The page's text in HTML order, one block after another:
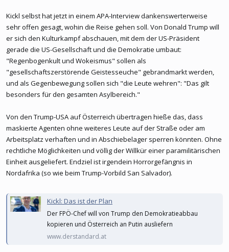
Kickl selbst hat jetzt in einem APA-Interview dankenswerterweise
sehr offen gesagt, wohin die Reise gehen soll. Von Donald Trump will
er sich den Kulturkampf abschauen, mit dem der US-Präsident
gerade die US-Gesellschaft und die Demokratie umbaut:
"Regenbogenkult und Wokeismus" sollen als
"gesellschaftszerstörende Geistesseuche" gebrandmarkt werden,
und als Gegenbewegung sollen sich "die Leute wehren": "Das gilt
besonders für den gesamten Asylbereich."
Von den Trump-USA auf Österreich übertragen hieße das, dass
maskierte Agenten ohne weiteres Leute auf der Straße oder am
Arbeitsplatz verhaften und in Abschiebelager sperren könnten. Ohne
rechtliche Möglichkeiten und völlig der Willkür einer paramilitärischen
Einheit ausgeliefert. Endziel ist irgendein Horrorgefängnis in
Nordafrika (so wie beim Trump-Vorbild San Salvador).
Kickl: Das ist der Plan
Der FPÖ-Chef will von Trump den Demokratieabbau
kopieren und Österreich an Putin ausliefern
www.derstandard.at